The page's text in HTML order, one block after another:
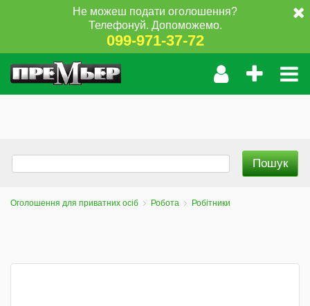
Не можеш подати оголошення?
Телефонуй. Допоможемо.
099-971-37-72
Оголошення для приватних осіб Робота Робітники